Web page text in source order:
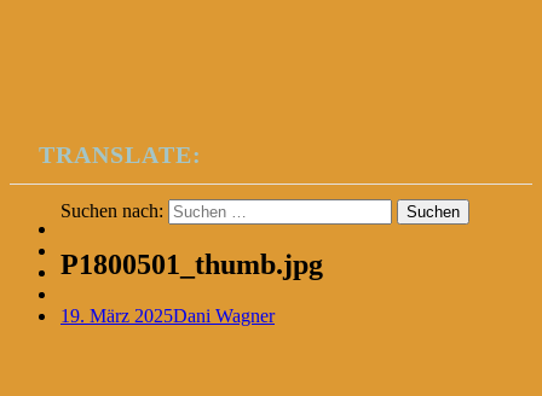
TRANSLATE:
Suchen nach:
P1800501_thumb.jpg
19. März 2025Dani Wagner